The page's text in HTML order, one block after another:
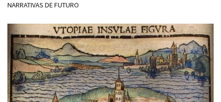
NARRATIVAS DE FUTURO